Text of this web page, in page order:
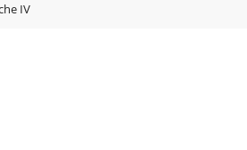
IV